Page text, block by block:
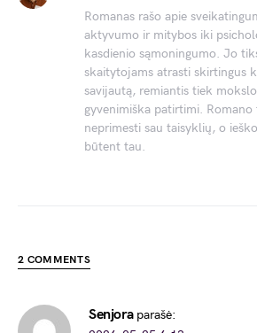
Romanas rašo apie
aktyvumo ir mitybos iki
kasdienio sąmoningumo. Jo
skaitytojams atrasti skirtingus
savijautą, remiantis tiek
gyvenimiška patirtimi. Romano
neprimesti sau taisyklių, o
būtent tau.
2 COMMENTS
Senjora parašė: